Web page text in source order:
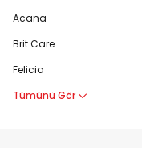
Acana
Brit Care
Felicia
Tümünü Gör